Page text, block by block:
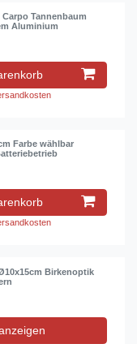
Tannenbaum
Aluminium
Farbe wählbar
Birkenoptik